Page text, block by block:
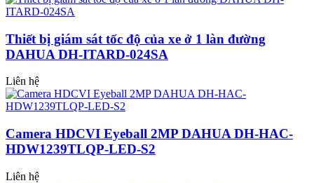
Thiết bị giám sát tốc độ của xe ở 1 làn đường
DAHUA DH-ITARD-024SA
Liên hệ
Camera HDCVI Eyeball 2MP DAHUA DH-HAC-
HDW1239TLQP-LED-S2
Liên hệ